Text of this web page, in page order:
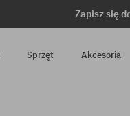
Zapisz się
Sprzęt Akcesoria